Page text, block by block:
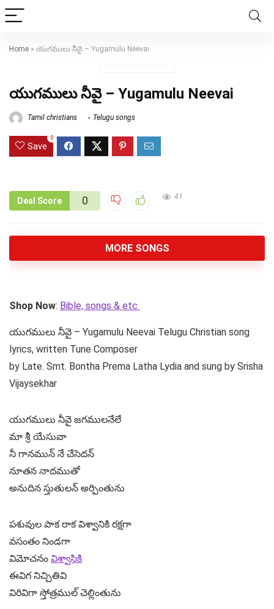
Home » యుగములు నీవై – Yugamulu Neevai
యుగములు నీవై – Yugamulu Neevai
Tamil christians Telugu songs
Save
0
Deal Score 0 41
MORE SONGS
Shop Now: Bible, songs & etc
యుగములు నీవై – Yugamulu Neevai Telugu Christian song
lyrics, written Tune Composer
by Late. Smt. Bontha Prema Latha Lydia and sung by Srisha
Vijaysekhar
యుగములు నీవై జగములనేలే
మా శ్రీ యేసువా
నీ గానమున్ నే చేసెదన్
నూతన నాదముతో
అనుదిన స్తుతులన్ అర్పింతును
పశువుల పాక రాక విశ్వానికి రక్షగా
వసంతం నిండగా
విమోచనం విశ్వాసికి
ఈవిగ నిచ్చితివి
విరివిగా స్తోత్రముల్ చెల్లింతును